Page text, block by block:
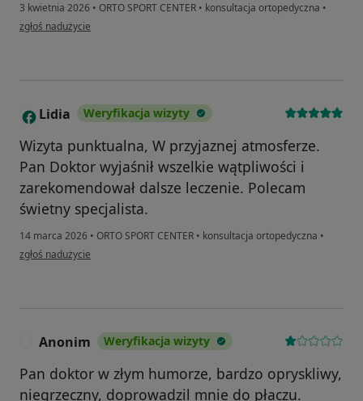
3 kwietnia 2026 • ORTO SPORT CENTER • konsultacja ortopedyczna •
w opinii użytkownika Daniel
zgłoś nadużycie
L Lidia Weryfikacja wizyty
Wizyta punktualna, W przyjaznej atmosferze.
Pan Doktor wyjaśnił wszelkie wątpliwości i
zarekomendował dalsze leczenie. Polecam
świetny specjalista.
14 marca 2026 • ORTO SPORT CENTER • konsultacja ortopedyczna •
w opinii użytkownika Lidia
zgłoś nadużycie
Anonim Weryfikacja wizyty
Pan doktor w złym humorze, bardzo opryskliwy,
niegrzeczny, doprowadzil mnie do płaczu.